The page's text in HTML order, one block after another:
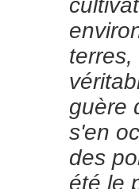
guère
s'en
des
été le